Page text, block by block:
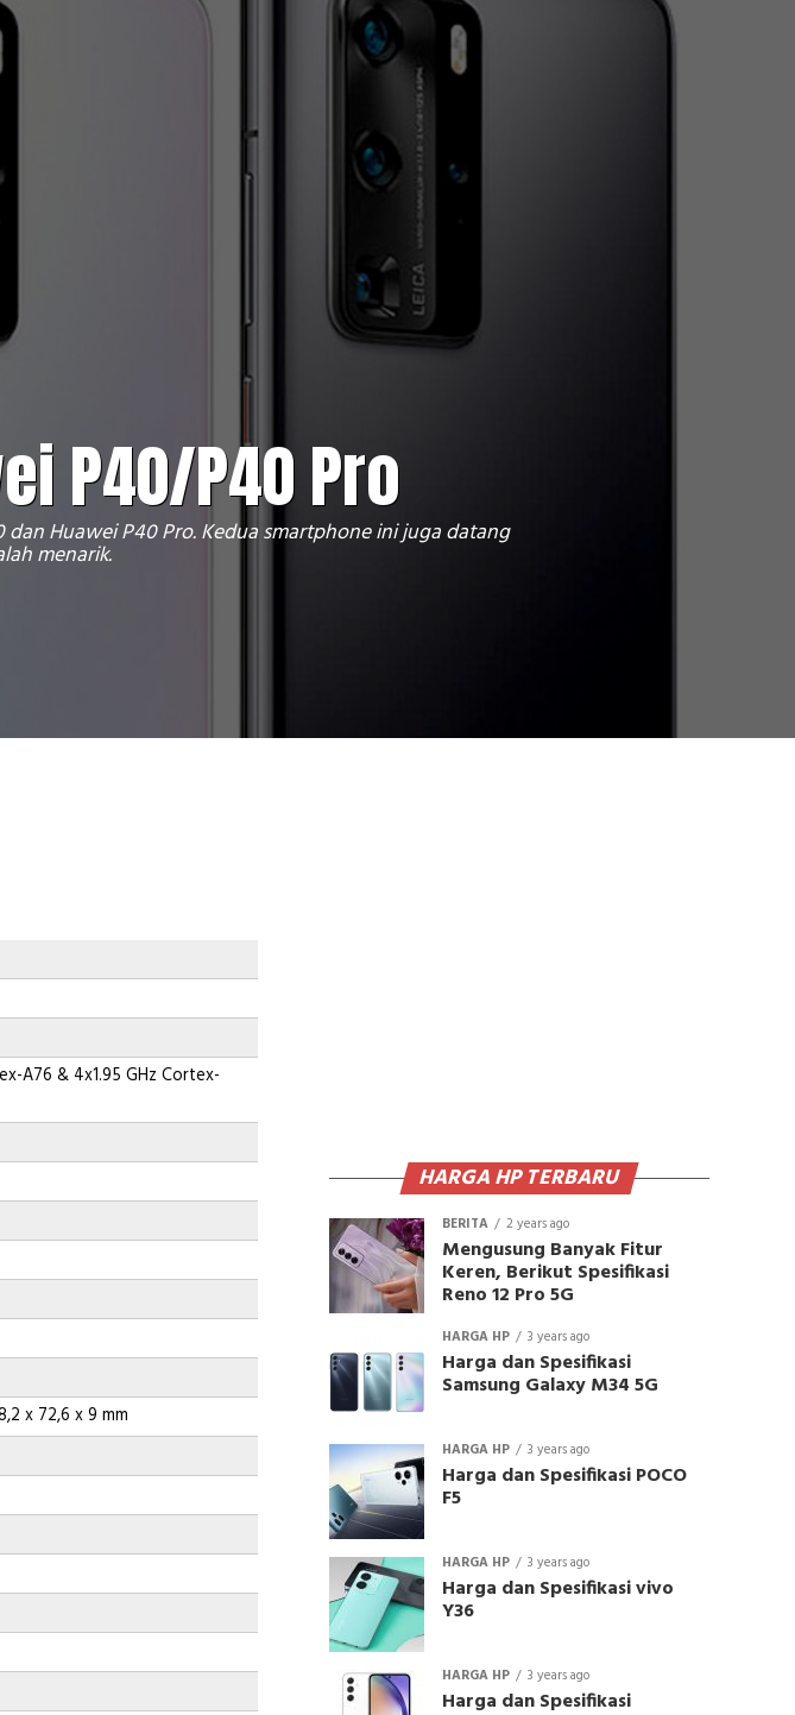
P40/P40 Pro
Huawei P40 Pro. Kedua smartphone ini juga datang
menarik.
A76 & 4x1.95 GHz Cortex-
x 72,6 x 9 mm
HARGA HP TERBARU
BERITA 2 years ago
Mengusung Banyak Fitur
Keren, Berikut Spesifikasi
Reno 12 Pro 5G
HARGA HP 3 years ago
Harga dan Spesifikasi
Samsung Galaxy M34 5G
HARGA HP 3 years ago
Harga dan Spesifikasi POCO
F5
HARGA HP 3 years ago
Harga dan Spesifikasi vivo
Y36
HARGA HP 3 years ago
Harga dan Spesifikasi